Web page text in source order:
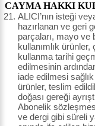
CAYMA HAKKI
ALICI’nın isteği
hazırlanan ve geri
parçaları, mayo ve
kullanımlık
kullanma tarihi
edilmesinin
iade edilmesi
ürünler, teslim
doğası gereği
Abonelik
ve dergi gibi süreli